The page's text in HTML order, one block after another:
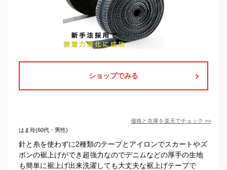
ショップでみる
価格と在庫を楽天でチェック >>
はま玲(60代・男性)
針と糸を使わずに2種類のテープとアイロンでスカートやズ
ボンの裾上げができ超強力なのでデニムなどの厚手の生地
も簡単に裾上げ出来洗濯しても大丈夫な裾上げテープで